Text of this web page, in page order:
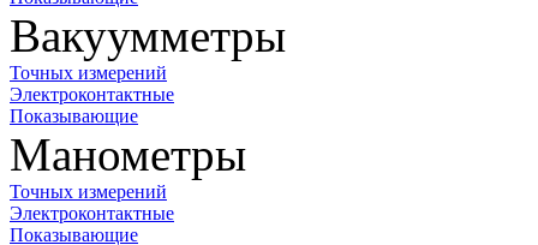
Вакуумметры
Точных измерений
Электроконтактные
Показывающие
Манометры
Точных измерений
Электроконтактные
Показывающие